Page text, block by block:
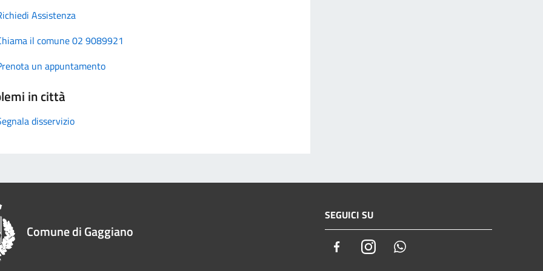
Assistenza
il comune 02 9089921
un appuntamento
in città
disservizio
Comune di Gaggiano
SEGUICI SU
FacebookInstagram